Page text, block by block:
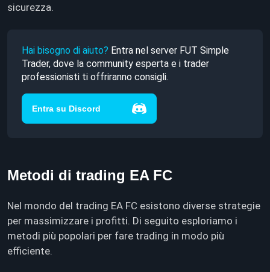
sicurezza.
Hai bisogno di aiuto? Entra nel server FUT Simple
Trader, dove la community esperta e i trader
professionisti ti offriranno consigli.
Entra su Discord
Metodi di trading EA FC
Nel mondo del trading EA FC esistono diverse strategie
per massimizzare i profitti. Di seguito esploriamo i
metodi più popolari per fare trading in modo più
efficiente.